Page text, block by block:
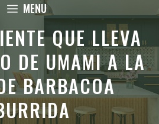
MENU
QUE LLEVA
DE UMAMI A LA
BARBACOA